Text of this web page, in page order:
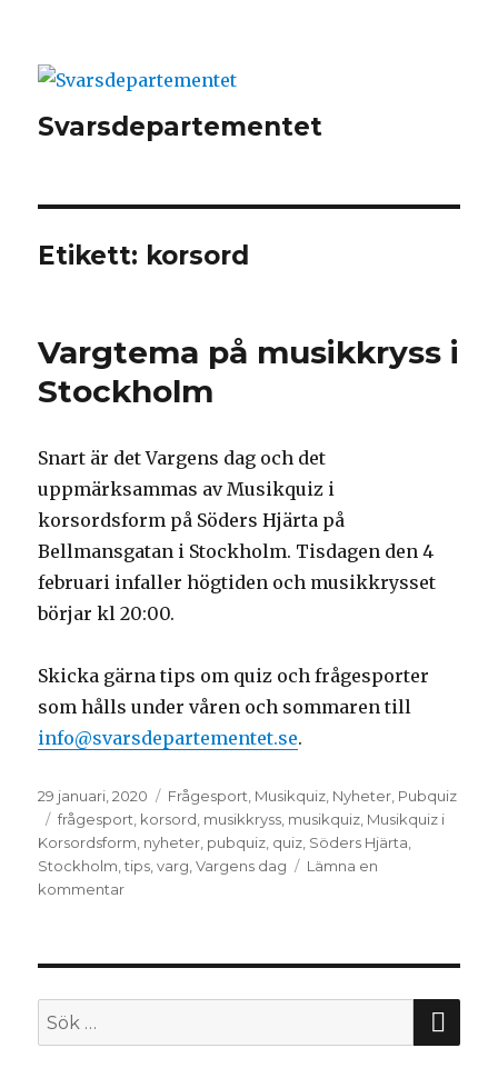
Svarsdepartementet
Etikett: korsord
Vargtema på musikkryss i
Stockholm
Snart är det Vargens dag och det
uppmärksammas av Musikquiz i
korsordsform på Söders Hjärta på
Bellmansgatan i Stockholm. Tisdagen den 4
februari infaller högtiden och musikkrysset
börjar kl 20:00.
Skicka gärna tips om quiz och frågesporter
som hålls under våren och sommaren till
info@svarsdepartementet.se.
Postat
29 januari, 2020 Kategorier
Frågesport Musikquiz Nyheter Pubquiz
Taggar
frågesport korsord musikkryss musikquiz Musikquiz i
Korsordsform nyheter pubquiz quiz Söders Hjärta
Stockholm ,tips ,varg ,Vargens dag
Lämna en
kommentar
Stockholm
Sök
efter: